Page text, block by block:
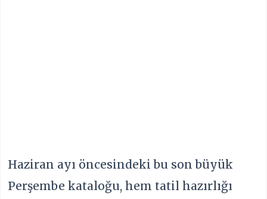
Haziran ayı öncesindeki bu son büyük
Perşembe kataloğu, hem tatil hazırlığı